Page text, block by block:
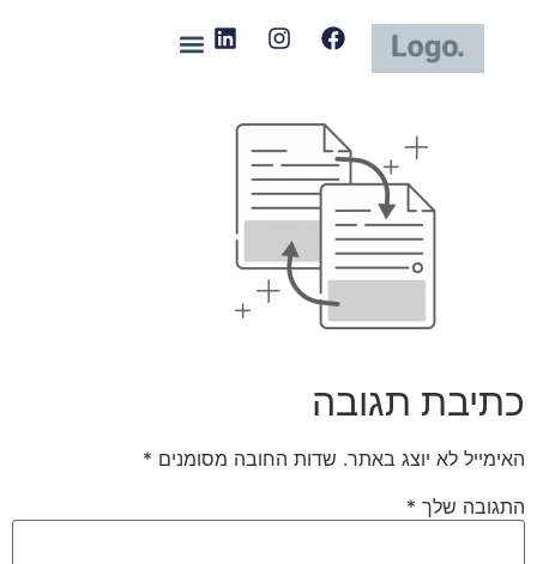
כתיבת תגובה
האימייל לא יוצג באתר. שדות החובה מסומנים *
התגובה שלך *